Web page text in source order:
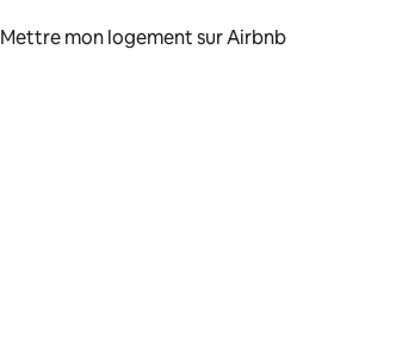
Mettre mon logement sur Airbnb